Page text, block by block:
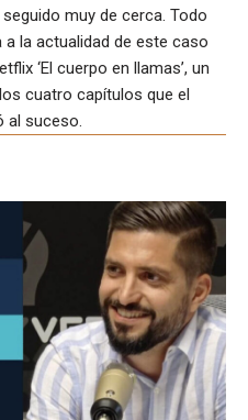
muy de cerca. Todo
la actualidad de este caso
‘El cuerpo en llamas’, un
cuatro capítulos que el
al suceso.